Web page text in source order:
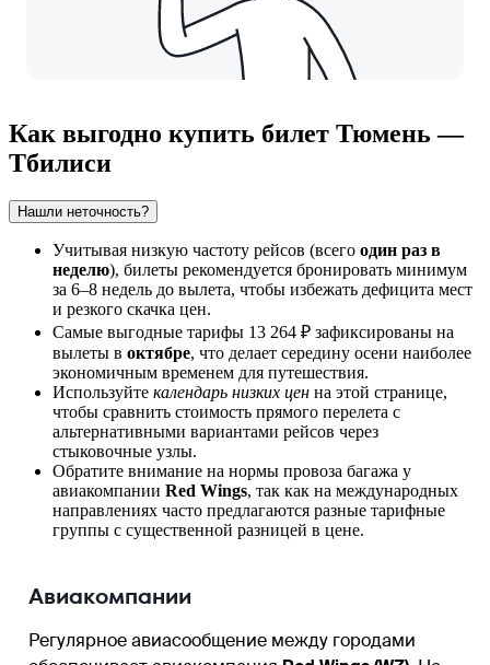
Как выгодно купить билет Тюмень —
Тбилиси
Нашли неточность?
Учитывая низкую частоту рейсов (всего один раз в
неделю), билеты рекомендуется бронировать минимум
за 6–8 недель до вылета, чтобы избежать дефицита мест
и резкого скачка цен.
Самые выгодные тарифы 13 264 ₽ зафиксированы на
вылеты в октябре, что делает середину осени наиболее
экономичным временем для путешествия.
Используйте календарь низких цен на этой странице,
чтобы сравнить стоимость прямого перелета с
альтернативными вариантами рейсов через
стыковочные узлы.
Обратите внимание на нормы провоза багажа у
авиакомпании Red Wings, так как на международных
направлениях часто предлагаются разные тарифные
группы с существенной разницей в цене.
Авиакомпании
Регулярное авиасообщение между городами